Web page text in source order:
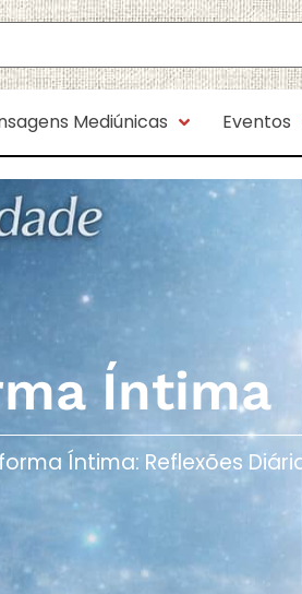
Mediúnicas Eventos
Íntima
Íntima: Reflexões